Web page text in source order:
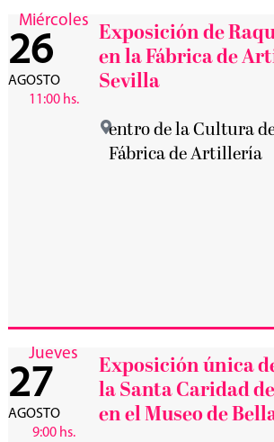
Miércoles
26
AGOSTO
11:00 hs.
Exposición de
en la Fábrica de
Sevilla
entro de la Cultura
Fábrica de Artillería
Jueves
27
AGOSTO
9:00 hs.
Exposición única
la Santa Caridad
en el Museo de